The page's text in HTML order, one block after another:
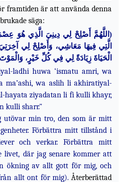
framtiden är att använda denna
åkallan som Profeten ﷺ brukade säga:
(اللَّهُمَّ أَصْلِحْ لِي دِينِيَ الَّذِي هُوَ
الَّتِي فِيهَا مَعَاشِي، وَأَصْلِحْ لِي
الْحَيَاةَ زِيَادَةً لِي فِي كُلِّ خَيْرٍ،
ladhi huwa ‘ismatu amri, wa
ma’ashi, wa aslih li akhiratiyal-
hayata ziyadatan li fi kulli khayr,
kulli sharr."
utövar min tro, den som är mitt
Förbättra mitt tillstånd i
och verkar. Förbättra mitt
livet, där jag senare kommer att
ökning av allt gott för mig, och
allt ont för mig).Återberättad